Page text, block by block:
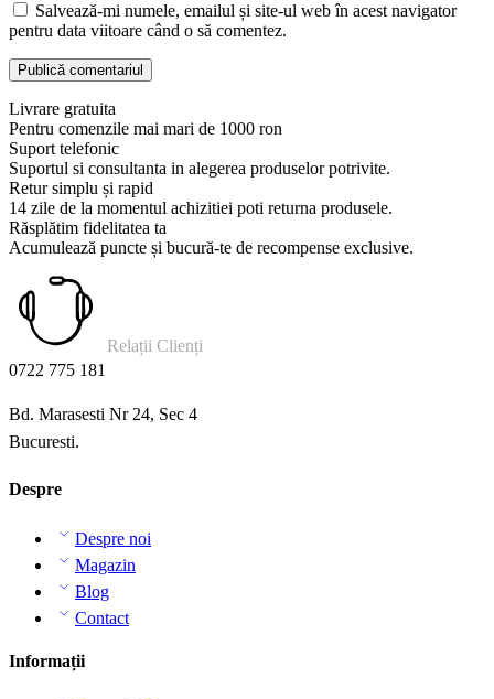
Salvează-mi numele, emailul și site-ul web în acest navigator
pentru data viitoare când o să comentez.
Livrare gratuita
Pentru comenzile mai mari de 1000 ron
Suport telefonic
Suportul si consultanta in alegerea produselor potrivite.
Retur simplu și rapid
14 zile de la momentul achizitiei poti returna produsele.
Răsplătim fidelitatea ta
Acumulează puncte și bucură-te de recompense exclusive.
Relații Clienți
0722 775 181
Bd. Marasesti Nr 24, Sec 4
Bucuresti.
Despre
Despre noi
Magazin
Blog
Contact
Informații